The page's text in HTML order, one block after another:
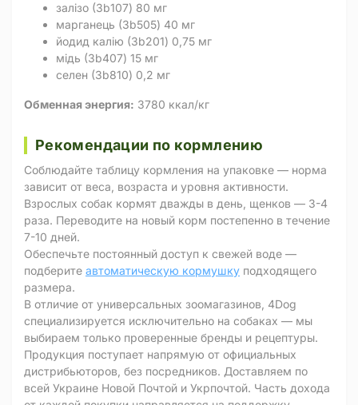
залізо (3b107) 80 мг
марганець (3b505) 40 мг
йодид калію (3b201) 0,75 мг
мідь (3b407) 15 мг
селен (3b810) 0,2 мг
Обменная энергия: 3780 ккал/кг
Рекомендации по кормлению
Соблюдайте таблицу кормления на упаковке — норма
зависит от веса, возраста и уровня активности.
Взрослых собак кормят дважды в день, щенков — 3-4
раза. Переводите на новый корм постепенно в течение
7-10 дней.
Обеспечьте постоянный доступ к свежей воде —
подберите автоматическую кормушку подходящего
размера.
В отличие от универсальных зоомагазинов, 4Dog
специализируется исключительно на собаках — мы
выбираем только проверенные бренды и рецептуры.
Продукция поступает напрямую от официальных
дистрибьюторов, без посредников. Доставляем по
всей Украине Новой Почтой и Укрпочтой. Часть дохода